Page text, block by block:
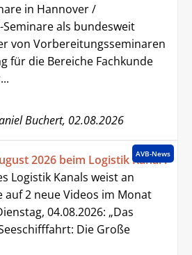
in Hannover /
Seminare als bundesweit
von Vorbereitungsseminaren
für die Bereiche Fachkunde
Buchert, 02.08.2026
AVB-News
2026 beim Logistik Kanal !
Logistik Kanals weist an
auf 2 neue Videos im Monat
04.08.2026: „Das
Die Große